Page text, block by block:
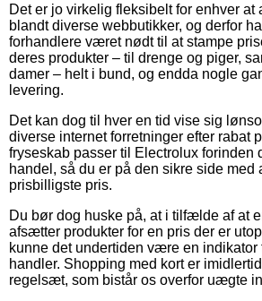
Det er jo virkelig fleksibelt for enhver at
blandt diverse webbutikker, og derfor
forhandlere været nødt til at stampe
deres produkter – til drenge og piger,
damer – helt i bund, og endda nogle
levering.
Det kan dog til hver en tid vise sig
diverse internet forretninger efter rabat
fryseskab passer til Electrolux forinden
handel, så du er på den sikre side med
prisbilligste pris.
Du bør dog huske på, at i tilfælde af at
afsætter produkter for en pris der er
kunne det undertiden være en indikator
handler. Shopping med kort er
regelsæt, som bistår os overfor uægte